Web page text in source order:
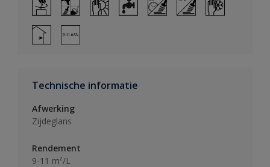
Technische informatie
Afwerking
Zijdeglans
Rendement
9-11 m²/L